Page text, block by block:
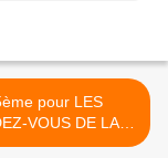
pour LES
VOUS DE LA
REINE >